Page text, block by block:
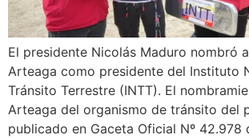
El presidente Nicolás Maduro nombró
Arteaga como presidente del Instituto
Tránsito Terrestre (INTT). El
Arteaga del organismo de tránsito del
publicado en Gaceta Oficial Nº 42.978